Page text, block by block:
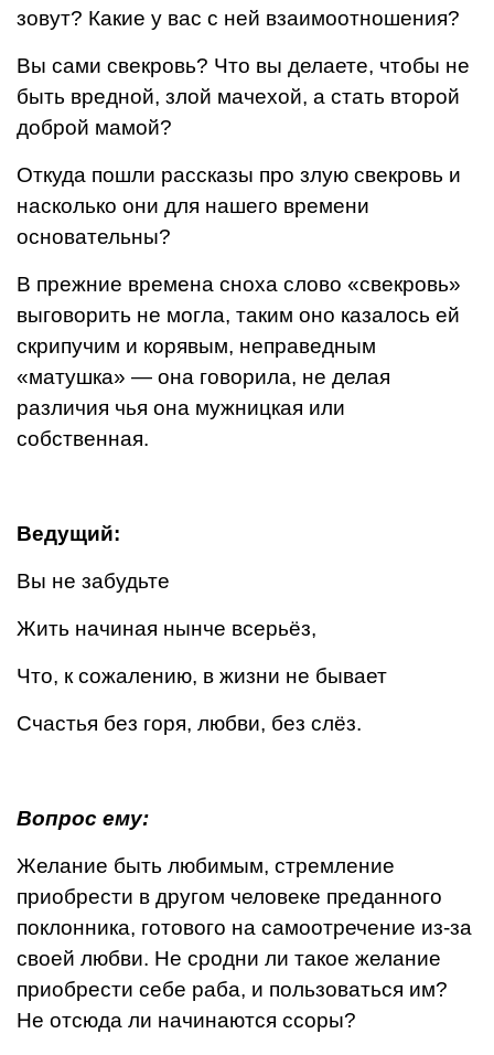
зовут? Какие у вас с ней взаимоотношения?
Вы сами свекровь? Что вы делаете, чтобы не
быть вредной, злой мачехой, а стать второй
доброй мамой?
Откуда пошли рассказы про злую свекровь и
насколько они для нашего времени
основательны?
В прежние времена сноха слово «свекровь»
выговорить не могла, таким оно казалось ей
скрипучим и корявым, неправедным
«матушка» — она говорила, не делая
различия чья она мужницкая или
собственная.
Ведущий:
Вы не забудьте
Жить начиная нынче всерьёз,
Что, к сожалению, в жизни не бывает
Счастья без горя, любви, без слёз.
Вопрос ему:
Желание быть любимым, стремление
приобрести в другом человеке преданного
поклонника, гото­вого на самоотречение из-за
своей любви. Не сродни ли такое желание
приобрести себе раба, и пользоваться им?
Не отсюда ли начинаются ссоры?